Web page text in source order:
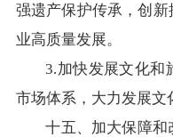
强遗产保护传承，创
业高质量发展。
3.加快发展文化和
市场体系，大力发展文
十五、加大保障和